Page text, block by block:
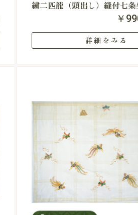
繍二匹龍（頭出し）縫付七条
￥
詳細をみる